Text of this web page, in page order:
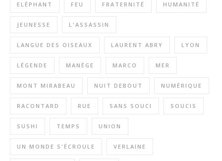
ELÉPHANT FEU FRATERNITÉ HUMANITÉ
JEUNESSE L'ASSASSIN
LANGUE DES OISEAUX LAURENT ABRY LYON
LÉGENDE MANÈGE MARCO MER
MONT MIRABEAU NUIT DEBOUT NUMÉRIQUE
RACONTARD RUE SANS SOUCI SOUCIS
SUSHI TEMPS UNION
UN MONDE S'ÉCROULE VERLAINE